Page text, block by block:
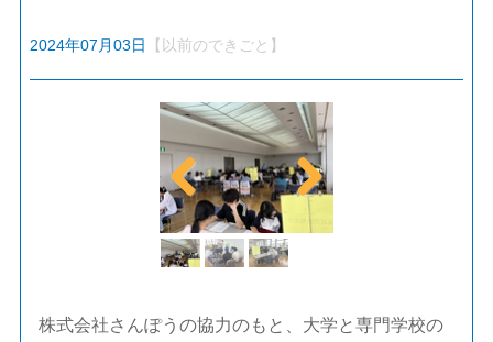
2024年07月03日 【以前のできごと】
Previ
ous
Next
株式会社さんぽうの協力のもと、大学と専門学校の